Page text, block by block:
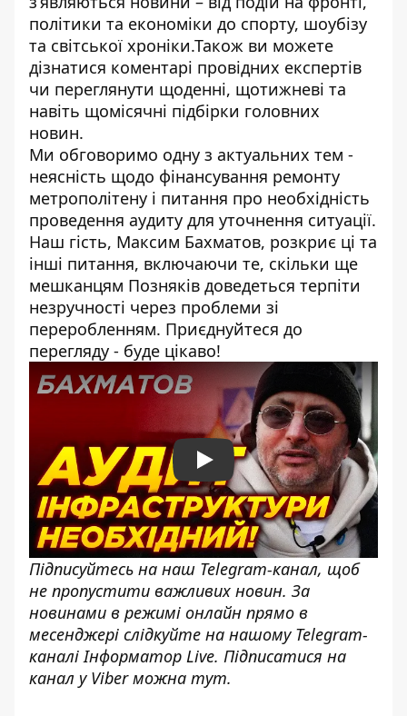
політики та економіки до спорту, шоубізу
та світської хроніки.Також ви можете
дізнатися коментарі провідних експертів
чи переглянути щоденні, щотижневі та
навіть щомісячні підбірки головних
новин.
Ми обговоримо одну з актуальних тем -
неясність щодо фінансування ремонту
метрополітену і питання про необхідність
проведення аудиту для уточнення ситуації.
Наш гість, Максим Бахматов, розкриє ці та
інші питання, включаючи те, скільки ще
мешканцям Позняків доведеться терпіти
незручності через проблеми зі
переробленням. Приєднуйтеся до
перегляду - буде цікаво!
Play
Підписуйтесь на наш Telegram-канал, щоб
не пропустити важливих новин. За
новинами в режимі онлайн прямо в
месенджері слідкуйте на нашому Telegram-
каналіІнформатор Live. Підписатися на
канал у Viber можна тут.